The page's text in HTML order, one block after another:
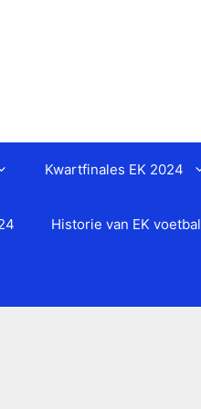
Kwartfinales EK 2024
Historie van EK voetbal